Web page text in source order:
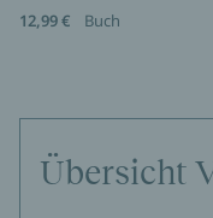
12,99 €
Buch
Übersicht